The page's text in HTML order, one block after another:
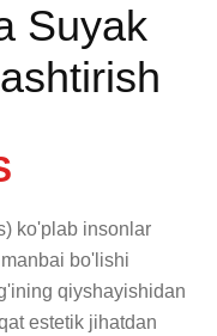
Suyak
ko'plab insonlar
bo'lishi
qiyshayishidan
estetik jihatdan